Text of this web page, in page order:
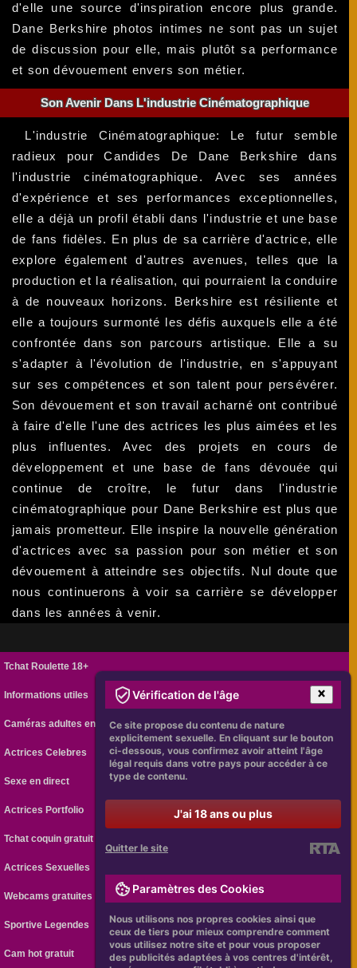
d'elle une source d'inspiration encore plus grande.
Dane Berkshire photos intimes ne sont pas un sujet
de discussion pour elle, mais plutôt sa performance
et son dévouement envers son métier.
Son Avenir Dans L'industrie Cinématographique
L'industrie Cinématographique: Le futur semble
radieux pour Candides De Dane Berkshire dans
l'industrie cinématographique. Avec ses années
d'expérience et ses performances exceptionnelles,
elle a déjà un profil établi dans l'industrie et une base
de fans fidèles. En plus de sa carrière d'actrice, elle
explore également d'autres avenues, telles que la
production et la réalisation, qui pourraient la conduire
à de nouveaux horizons. Berkshire est résiliente et
elle a toujours surmonté les défis auxquels elle a été
confrontée dans son parcours artistique. Elle a su
s'adapter à l'évolution de l'industrie, en s'appuyant
sur ses compétences et son talent pour persévérer.
Son dévouement et son travail acharné ont contribué
à faire d'elle l'une des actrices les plus aimées et les
plus influentes. Avec des projets en cours de
développement et une base de fans dévouée qui
continue de croître, le futur dans l'industrie
cinématographique pour Dane Berkshire est plus que
jamais prometteur. Elle inspire la nouvelle génération
d'actrices avec sa passion pour son métier et son
dévouement à atteindre ses objectifs. Nul doute que
nous continuerons à voir sa carrière se développer
dans les années à venir.
Tchat Roulette 18+
Informations utiles
Caméras adultes en ligne
Actrices Celebres
Sexe en direct
Actrices Portfolio
Tchat coquin gratuit
Actrices Sexuelles
Webcams gratuites
Sportive Legendes
Cam hot gratuit
Vérification de l'âge
Ce site propose du contenu de nature
explicitement sexuelle. En cliquant sur le bouton
ci-dessous, vous confirmez avoir atteint l'âge
légal requis dans votre pays pour accéder à ce
type de contenu.
J'ai 18 ans ou plus
Quitter le site
Paramètres des Cookies
Nous utilisons nos propres cookies ainsi que
ceux de tiers pour mieux comprendre comment
vous utilisez notre site et pour vous proposer
des publicités adaptées à vos centres d'intérêt,